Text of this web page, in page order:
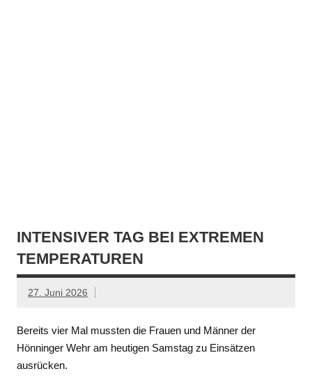
INTENSIVER TAG BEI EXTREMEN
TEMPERATUREN
27. Juni 2026
Bereits vier Mal mussten die Frauen und Männer der
Hönninger Wehr am heutigen Samstag zu Einsätzen
ausrücken.